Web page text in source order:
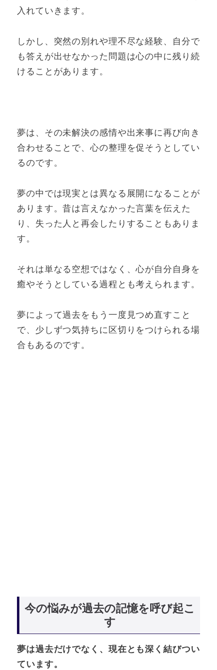
入れていきます。
しかし、突然の別れや理不尽な経験、自分で
も答えが出せなかった問題は心の中に残り続
けることがあります。
夢は、その未解決の感情や出来事に再び向き
合わせることで、心の整理を促そうとしてい
るのです。
夢の中では現実とは異なる展開になることが
あります。昔は言えなかった言葉を伝えた
り、失った人と再会したりすることもありま
す。
それは単なる空想ではなく、心が自分自身を
癒やそうとしている過程とも考えられます。
夢によって過去をもう一度見つめ直すこと
で、少しずつ気持ちに区切りをつけられる場
合もあるのです。
今の悩みが過去の記憶を呼び起こ
す
夢は過去だけでなく、現在とも深く結びつい
ています。